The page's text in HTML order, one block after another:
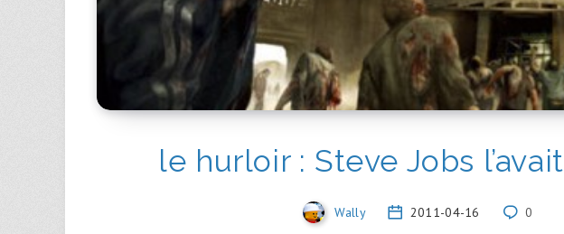
le hurloir : Steve Jobs
Wally 2011-04-16 0